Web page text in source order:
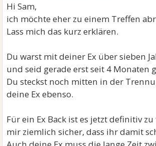
Hi Sam,
ich möchte eher zu einem Treffen
Lass mich das kurz erklären.
Du warst mit deiner Ex über sieben
und seid gerade erst seit 4 Monaten
Du steckst noch mitten in der
deine Ex ebenso.
Für ein Ex Back ist es jetzt definitiv
mir ziemlich sicher, dass ihr damit